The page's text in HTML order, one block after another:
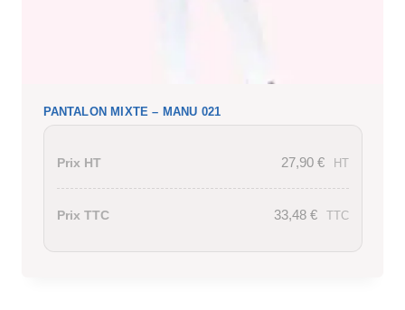
PANTALON MIXTE – MANU 021
Prix HT 27,90 € HT
Prix TTC 33,48 € TTC